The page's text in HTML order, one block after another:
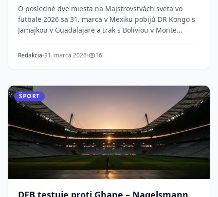
O posledné dve miesta na Majstrovstvách sveta vo
futbale 2026 sa 31. marca v Mexiku pobijú DR Kongo s
Jamajkou v Guadalajare a Irak s Bolíviou v Monte...
Redakcia 31. marca 2026 16
ŠPORT
DFB testuje proti Ghane – Nagelsmann